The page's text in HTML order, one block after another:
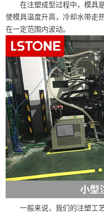
在注塑成型过程中，模具
使模具温度升高，冷却水带走
在一定范围内波动。
一般来说，我们的注塑工